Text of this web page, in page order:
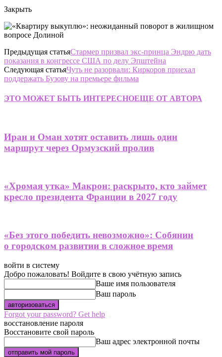
Закрыть
Предыдущая статьяСтармер призвал экс-принца Эндрю дать
показания в конгрессе США по делу Эпштейна
Следующая статьяЧуть не разорвали: Киркоров приехал
поддержать Бузову на премьере фильма
ЭТО МОЖЕТ БЫТЬ ИНТЕРЕСНОЕЩЕ ОТ АВТОРА
Иран и Оман хотят оставить лишь один
маршрут через Ормузский пролив
«Хромая утка» Макрон: раскрыто, кто займет
кресло президента Франции в 2027 году
«Без этого победить невозможно»: Собянин
о городском развитии в сложное время
войти в систему
Добро пожаловать! Войдите в свою учётную запись
Ваше имя пользователя
Ваш пароль
Forgot your password? Get help
восстановление пароля
Восстановите свой пароль
Ваш адрес электронной почты